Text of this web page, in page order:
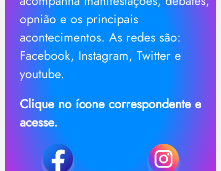
opnião e os principais
acontecimentos. As redes são:
Facebook, Instagram, Twitter e
youtube.
Clique no ícone correspondente e
acesse.